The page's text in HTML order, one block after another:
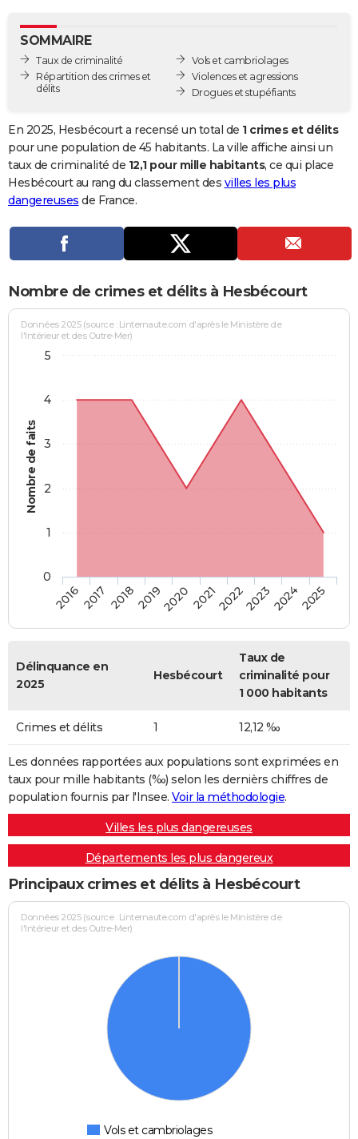
GUIDES D'ACHAT
BONS PLANS
Carte de Noël
Carte Bonne année
Carte Saint-Valentin
Carte Pâques
Carte d'anniversaire
DICTIONNAIRE
Dictionnaire
Biographies
Citations
Expressions
Proverbes
PROGRAMME TV
Se connecter
Entreprises
Service militaire
Avis de recherche
AVIS DE DÉCÈS
Bricolage
Lifestyle
Culture
Sport
Auto
Television
Voyage
Cinema
SOMMAIRE
Taux de criminalité
Répartition des crimes et
délits
Vols et cambriolages
Violences et agressions
Drogues et stupéfiants
En 2025, Hesbécourt a recensé un total de 1 crimes et délits
pour une population de 45 habitants. La ville affiche ainsi un
taux de criminalité de 12,1 pour mille habitants, ce qui place
Hesbécourt au rang du classement des villes les plus
dangereuses de France.
Nombre de crimes et délits à Hesbécourt
Nombre de faits
Données 2025 (source : Linternaute.com d'après le Ministère de
l'Intérieur et des Outre-Mer)
20162017 20182019202020212022202320242025
0
1
2
3
4
5
Délinquance en
2025
Hesbécourt
Taux de
criminalité pour
1 000 habitants
Crimes et délits 1 12,12 ‰
Les données rapportées aux populations sont exprimées en
taux pour mille habitants (‰) selon les dernièrs chiffres de
population fournis par l'Insee. Voir la méthodologie.
Villes les plus dangereuses
Départements les plus dangereux
Principaux crimes et délits à Hesbécourt
Données 2025 (source : Linternaute.com d'après le Ministère de
l'Intérieur et des Outre-Mer)
Vols et cambriolages